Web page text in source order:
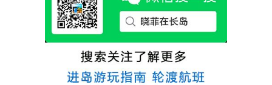
推荐津岸民宿，关键是老板娘晓菲很细心、
热情，能根据我提出的需求来安排房间，这
点很好。